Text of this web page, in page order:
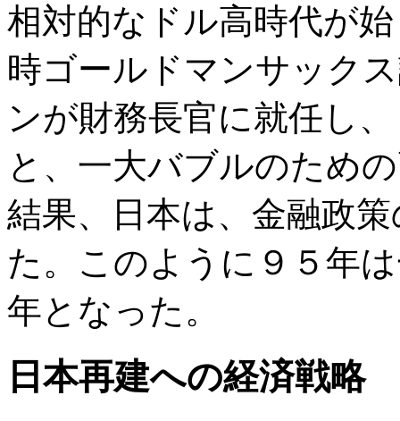
相対的なドル高時代が
時ゴールドマンサック
ンが財務長官に就任し
と、一大バブルのため
結果、日本は、金融政
た。このように９５年
年となった。
日本再建への経済戦略